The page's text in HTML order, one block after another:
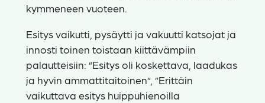
kymmeneen vuoteen.
Esitys vaikutti, pysäytti ja vakuutti katsojat ja
innosti toinen toistaan kiittävämpiin
palautteisiin: ”Esitys oli koskettava, laadukas
ja hyvin ammattitaitoinen”, ”Erittäin
vaikuttava esitys huippuhienoilla